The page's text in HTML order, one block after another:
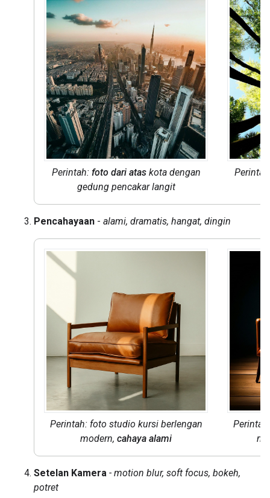
Perintah: foto dari ataskota dengan
gedung pencakar langit
Pencahayaan - alami, dramatis, hangat, dingin
Perintah: foto studio kursi berlengan
modern, cahaya alami
Setelan Kamera - motion blur, soft focus, bokeh,
potret